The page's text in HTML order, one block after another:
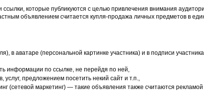
которые публикуются с целью привлечения внимания
объявлением считается купля-продажа личных предметов в
в аватаре (персональной картинке участника) и в подписи
информации по ссылке, не перейдя по ней,
предложением посетить некий сайт и т.п.,
(сетевой маркетинг) — такие объявления также считаются